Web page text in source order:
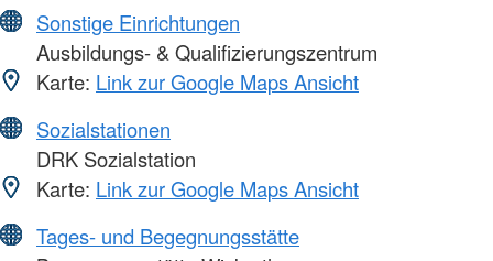
Sonstige Einrichtungen
Ausbildungs- & Qualifizierungszentrum
Karte: Link zur Google Maps Ansicht
Sozialstationen
DRK Sozialstation
Karte: Link zur Google Maps Ansicht
Tages- und Begegnungsstätte